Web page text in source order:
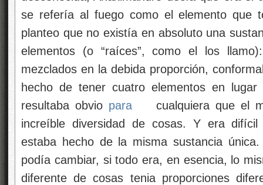
se refería al fuego como el elemento que
planteo que no existía en absoluto una
elementos (o “raíces”, como el los
mezclados en la debida proporción,
hecho de tener cuatro elementos en
resultaba obvio para
cualquiera que el
increíble diversidad de cosas. Y era
estaba hecho de la misma sustancia
podía cambiar, si todo era, en esencia, lo
diferente de cosas tenia proporciones